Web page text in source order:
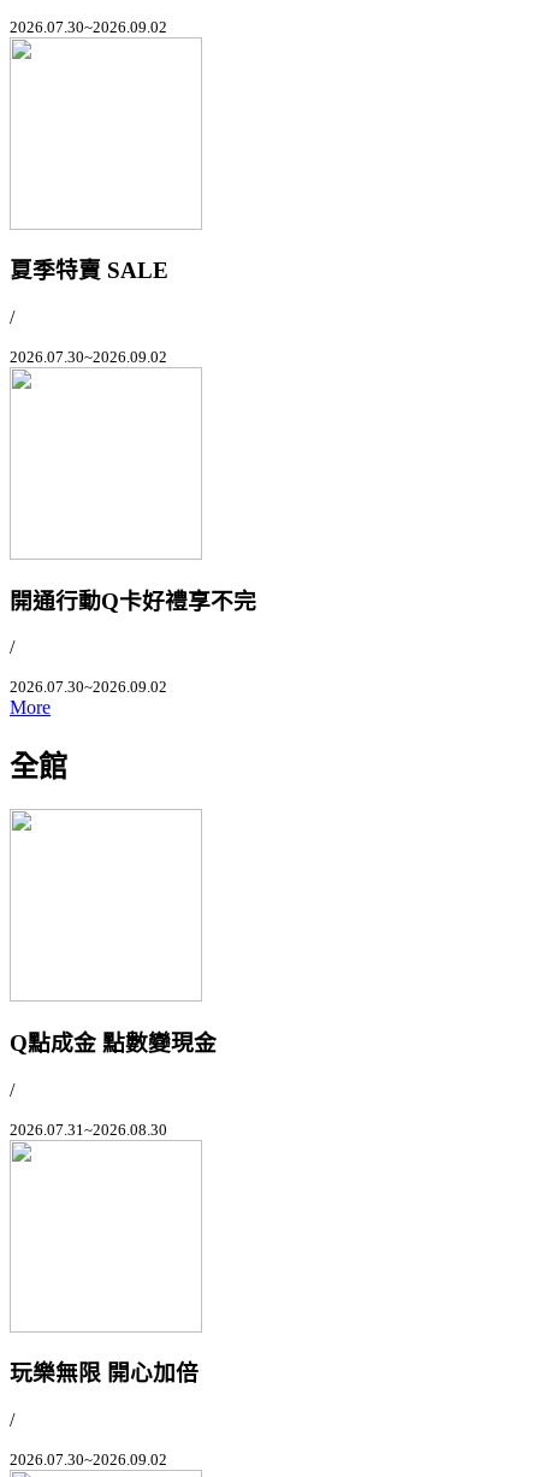
2026.07.30~2026.09.02
夏季特賣 SALE
/
2026.07.30~2026.09.02
開通行動Q卡好禮享不完
/
2026.07.30~2026.09.02
More
全館
Q點成金 點數變現金
/
2026.07.31~2026.08.30
玩樂無限 開心加倍
/
2026.07.30~2026.09.02